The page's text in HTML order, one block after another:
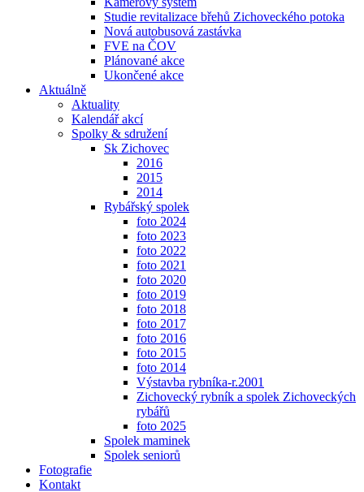
Studie revitalizace břehů Zichoveckého potoka
Nová autobusová zastávka
FVE na ČOV
Plánované akce
Ukončené akce
Aktuálně
Aktuality
Kalendář akcí
Spolky & sdružení
Sk Zichovec
2016
2015
2014
Rybářský spolek
foto 2024
foto 2023
foto 2022
foto 2021
foto 2020
foto 2019
foto 2018
foto 2017
foto 2016
foto 2015
foto 2014
Výstavba rybníka-r.2001
Zichovecký rybník a spolek Zichoveckých
rybářů
foto 2025
Spolek maminek
Spolek seniorů
Fotografie
Kontakt